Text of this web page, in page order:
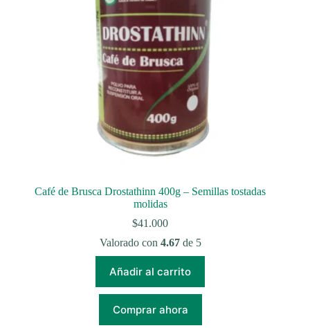
Café de Brusca Drostathinn 400g – Semillas tostadas
molidas
$41.000
Valorado con 4.67de 5
Añadir al carrito
Comprar ahora